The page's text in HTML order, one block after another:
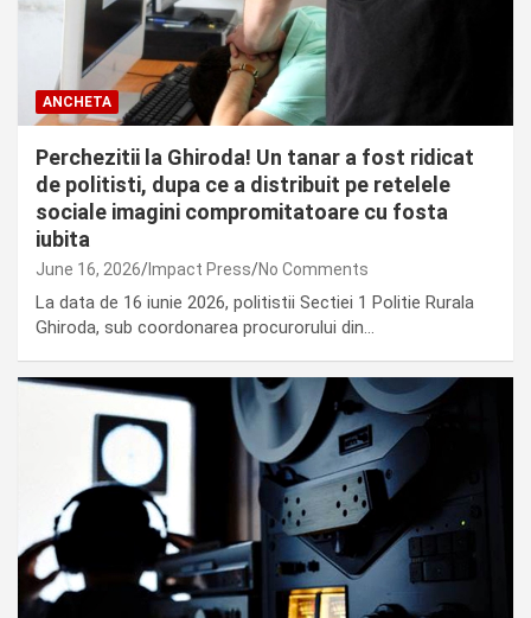
ANCHETA
Perchezitii la Ghiroda! Un tanar a fost ridicat
de politisti, dupa ce a distribuit pe retelele
sociale imagini compromitatoare cu fosta
iubita
June 16, 2026 Impact Press No Comments
La data de 16 iunie 2026, politistii Sectiei 1 Politie Rurala
Ghiroda, sub coordonarea procurorului din…